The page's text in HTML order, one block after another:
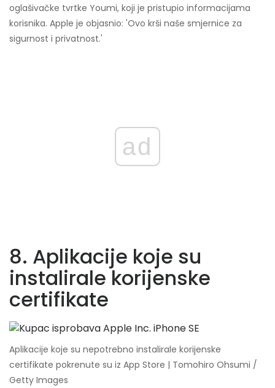
oglašivačke tvrtke Youmi, koji je pristupio informacijama
korisnika. Apple je objasnio: 'Ovo krši naše smjernice za
sigurnost i privatnost.'
ad
8. Aplikacije koje su
instalirale korijenske
certifikate
Aplikacije koje su nepotrebno instalirale korijenske
certifikate pokrenute su iz App Store | Tomohiro Ohsumi /
Getty Images